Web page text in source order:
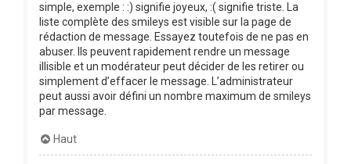
simple, exemple : :) signifie joyeux, :( signifie triste. La
liste complète des smileys est visible sur la page de
rédaction de message. Essayez toutefois de ne pas en
abuser. Ils peuvent rapidement rendre un message
illisible et un modérateur peut décider de les retirer ou
simplement d’effacer le message. L’administrateur
peut aussi avoir défini un nombre maximum de smileys
par message.
Haut